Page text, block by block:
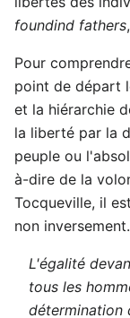
foundind fathers
Pour
point de départ
et la hiérarchie
la liberté par la
peuple ou
à-dire de la
Tocqueville, il
non inversement.
L'égalité
tous les
détermination